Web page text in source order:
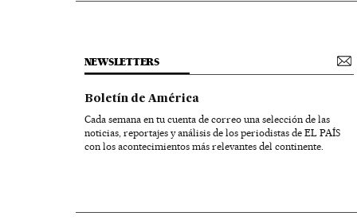
NEWSLETTERS
Boletín de América
Cada semana en tu cuenta de correo una selección de las
noticias, reportajes y análisis de los periodistas de EL PAÍS
con los acontecimientos más relevantes del continente.